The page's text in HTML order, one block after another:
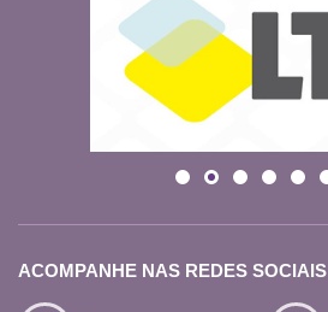
ACOMPANHE NAS REDES SOCIAIS